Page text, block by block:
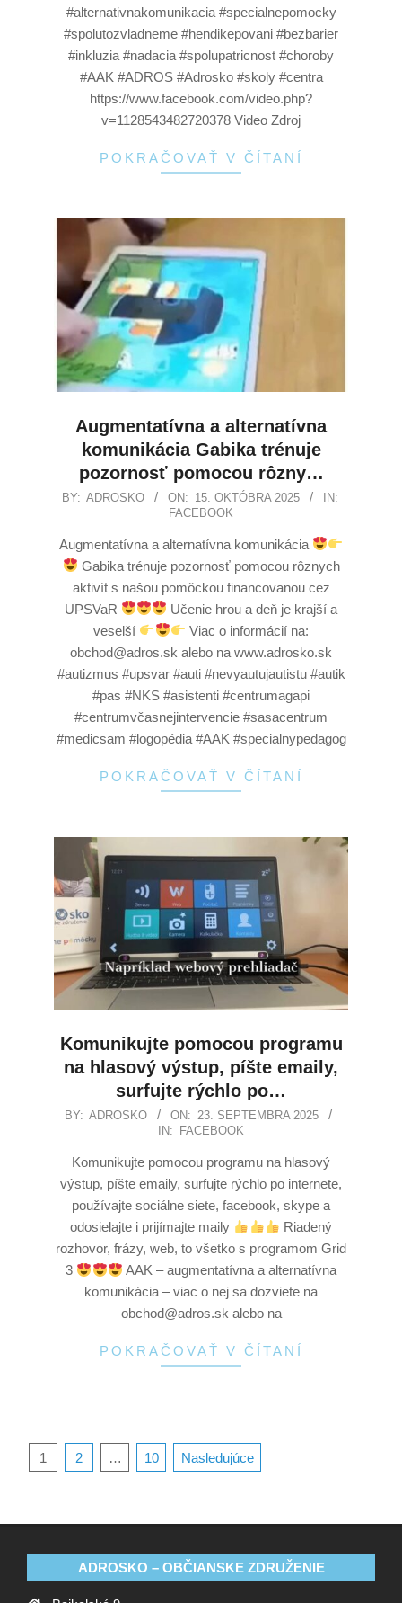
#alternativnakomunikacia #specialnepomocky
#spolutozvladneme #hendikepovani #bezbarier
#inkluzia #nadacia #spolupatricnost #choroby
#AAK #ADROS #Adrosko #skoly #centra
https://www.facebook.com/video.php?
v=1128543482720378 Video Zdroj
POKRAČOVAŤ V ČÍTANÍ
Augmentatívna a alternatívna
komunikácia Gabika trénuje
pozornosť pomocou rôzny…
BY: ADROSKO ON: 15. OKTÓBRA 2025
IN:
FACEBOOK
Augmentatívna a alternatívna komunikácia
Gabika trénuje pozornosť pomocou rôznych
aktivít s našou pomôckou financovanou cez
UPSVaR
Učenie hrou a deň je krajší a
veselší
Viac o informácií na:
obchod@adros.sk alebo na www.adrosko.sk
#autizmus #upsvar #auti #nevyautujautistu #autik
#pas #NKS #asistenti #centrumagapi
#centrumvčasnejintervencie #sasacentrum
#medicsam #logopédia #AAK #specialnypedagog
POKRAČOVAŤ V ČÍTANÍ
Komunikujte pomocou programu
na hlasový výstup, píšte emaily,
surfujte rýchlo po…
BY: ADROSKO ON: 23. SEPTEMBRA 2025
IN:
FACEBOOK
Komunikujte pomocou programu na hlasový
výstup, píšte emaily, surfujte rýchlo po internete,
používajte sociálne siete, facebook, skype a
odosielajte i prijímajte maily
Riadený
rozhovor, frázy, web, to všetko s programom Grid
3
AAK – augmentatívna a alternatívna
komunikácia – viac o nej sa dozviete na
obchod@adros.sk alebo na
POKRAČOVAŤ V ČÍTANÍ
1 2 … 10 Nasledujúce
ADROSKO – OBČIANSKE ZDRUŽENIE